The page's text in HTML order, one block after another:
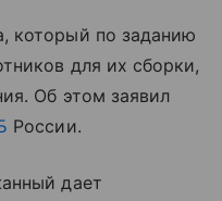
который по заданию
для их сборки,
Об этом заявил
России.
дает